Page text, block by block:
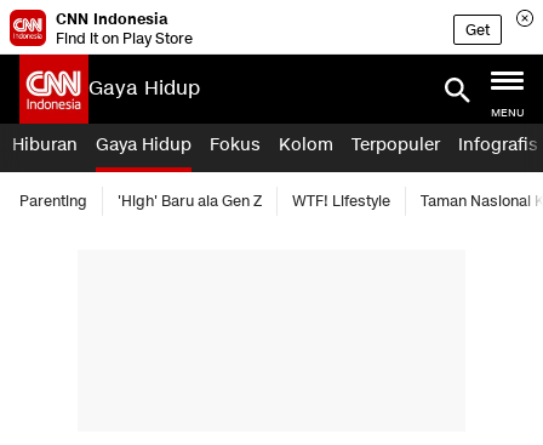
CNN Indonesia
Find it on Play Store
Get
Gaya Hidup
MENU
Hiburan Gaya Hidup Fokus Kolom Terpopuler Infografis
Parenting 'High' Baru ala Gen Z WTF! Lifestyle Taman Nasional